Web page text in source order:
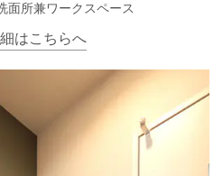
面所兼ワークスペース
はこちらへ